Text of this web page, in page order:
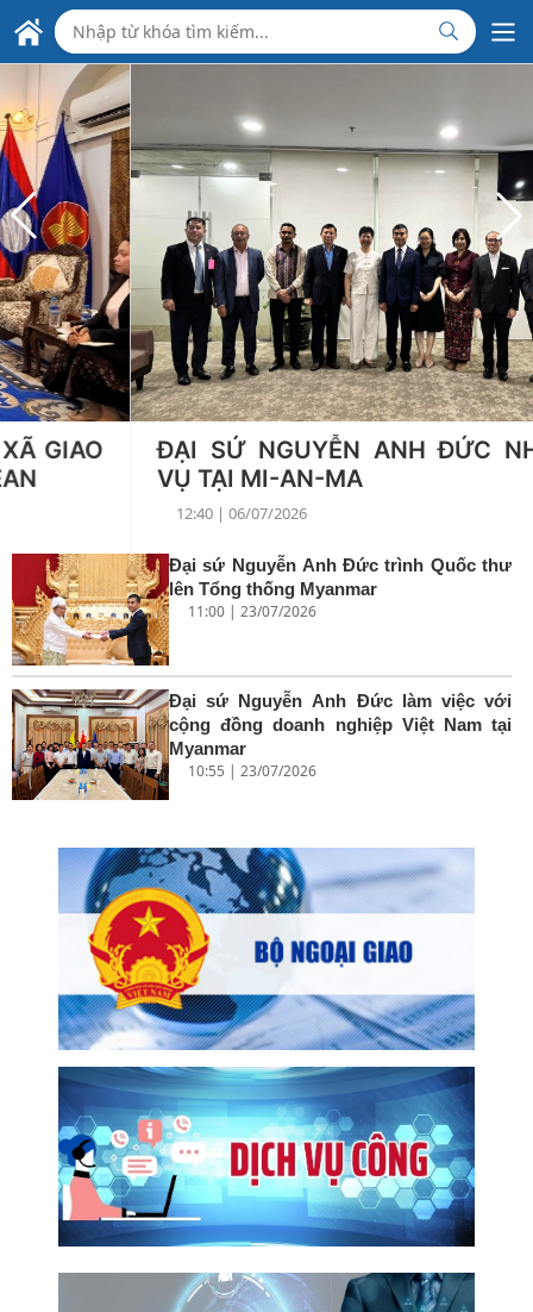
Skip to Main Content
ĐẠI SỨ QUÁN VIỆT NAM
TẠI CỘNG HÒA LIÊN BANG MYANMAR
ĐẠI SỨ NGUYỄN ANH ĐỨC NHẬN NHIỆM
VỤ TẠI MI-AN-MA
Đại sứ Nguyễn Anh Đức trình Quốc thư
lên Tổng thống Myanmar
11:00 | 23/07/2026
Đại sứ Nguyễn Anh Đức làm việc với
cộng đồng doanh nghiệp Việt Nam tại
Myanmar
10:55 | 23/07/2026